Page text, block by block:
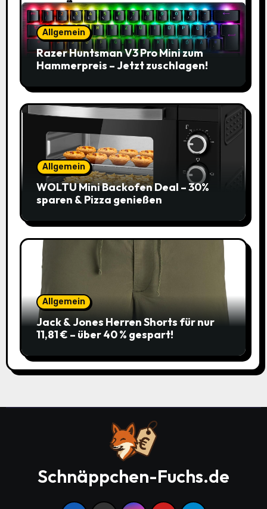
Allgemein
Razer Huntsman V3 Pro Mini zum
Hammerpreis – Jetzt zuschlagen!
Allgemein
WOLTU Mini Backofen Deal – 30%
sparen & Pizza genießen
Allgemein
Jack & Jones Herren Shorts für nur
11,81 € – über 40 % gespart!
Schnäppchen-Fuchs.de